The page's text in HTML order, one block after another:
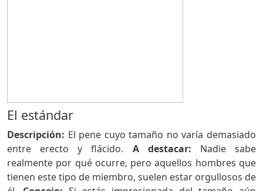
El estándar
Descripción: El pene cuyo tamaño no varía demasiado
entre erecto y flácido. A destacar: Nadie sabe
realmente por qué ocurre, pero aquellos hombres que
tienen este tipo de miembro, suelen estar orgullosos de